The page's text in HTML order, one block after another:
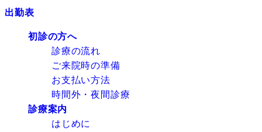
出勤表
初診の方へ
診療の流れ
ご来院時の準備
お支払い方法
時間外・夜間診療
診療案内
はじめに